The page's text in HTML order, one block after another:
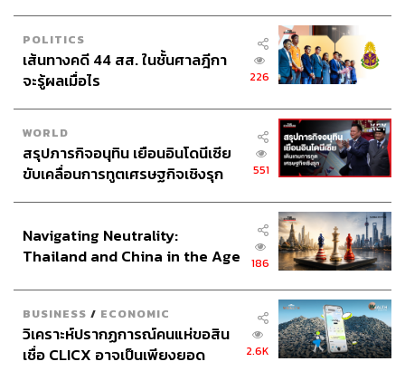
กำลังสนใจวัฒนธรรมบันเทิงเกาหลี
POLITICS
เส้นทางคดี 44 สส. ในชั้นศาลฎีกา
จะรู้ผลเมื่อไร
226
WORLD
สรุปภารกิจอนุทิน เยือนอินโดนีเซีย
ขับเคลื่อนการทูตเศรษฐกิจเชิงรุก
551
Navigating Neutrality:
Thailand and China in the Age
186
BUSINESS / ECONOMIC
วิเคราะห์ปรากฏการณ์คนแห่ขอสิน
เชื่อ CLICX อาจเป็นเพียงยอด
2.6K